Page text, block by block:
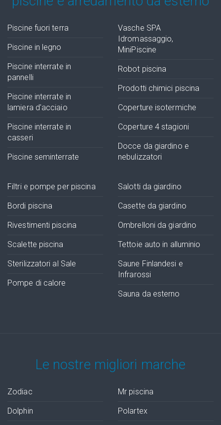
Piscine fuori terra
Piscine in legno
Piscine interrate in
pannelli
Piscine interrate in
lamiera d'acciaio
Piscine interrate in
casseri
Piscine seminterrate
Vasche SPA
Idromassaggio,
MiniPiscine
Robot piscina
Prodotti chimici piscina
Coperture isotermiche
Coperture 4 stagioni
Docce da giardino e
nebulizzatori
Filtri e pompe per piscina
Bordi piscina
Rivestimenti piscina
Scalette piscina
Sterilizzatori al Sale
Pompe di calore
Salotti da giardino
Casette da giardino
Ombrelloni da giardino
Tettoie auto in alluminio
Saune Finlandesi e
Infrarossi
Sauna da esterno
Le nostre migliori marche
Zodiac
Dolphin
Mr piscina
Polartex